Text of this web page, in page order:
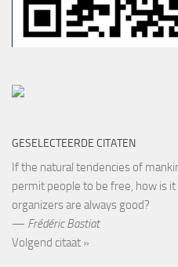
GESELECTEERDE CITATEN
If the natural tendencies of
permit people to be free, how is
organizers are always good?
— Frédéric Bastiat
Volgend citaat »